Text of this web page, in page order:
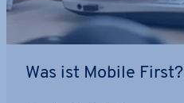
Was ist Mobile First?